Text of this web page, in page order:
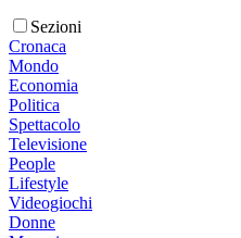
Sezioni
Cronaca
Mondo
Economia
Politica
Spettacolo
Televisione
People
Lifestyle
Videogiochi
Donne